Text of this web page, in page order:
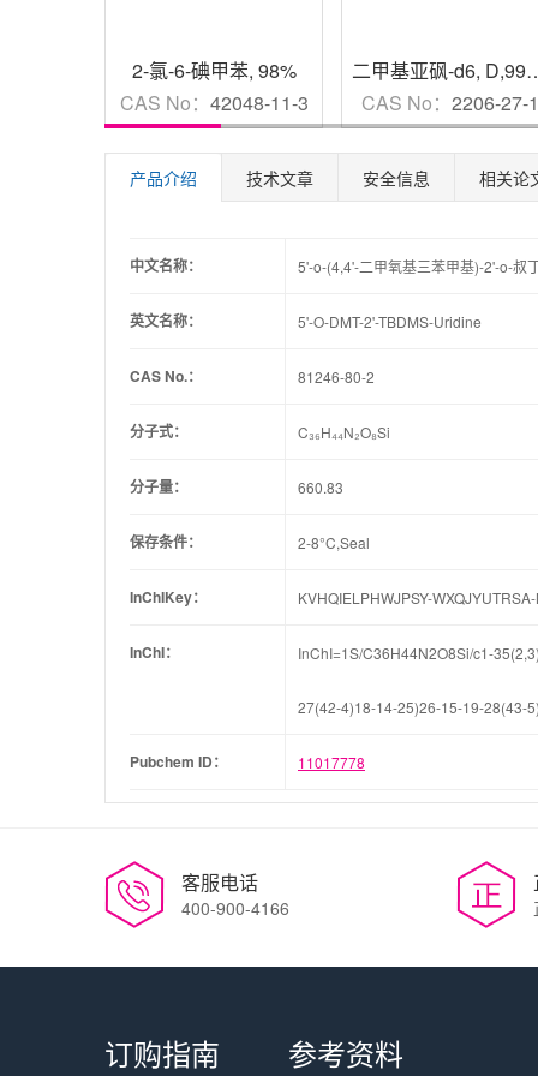
2-氯-6-碘甲苯, 98%
CAS No： 42048-11-3
二甲基亚砜-d6, D,99.8%
CAS No： 2206-27-1
产品介绍 技术文章 安全信息 相关论
中文名称： 5'-o-(4,4'-二甲氧基三苯甲基)-2'-o-叔
英文名称： 5'-O-DMT-2'-TBDMS-Uridine
CAS No.： 81246-80-2
分子式： C₃₆H₄₄N₂O₈Si
分子量： 660.83
保存条件： 2-8°C,Seal
InChIKey： KVHQIELPHWJPSY-
InChI： InChI=1S/C36H44N2O8Si/c1-
27(42-4)18-14-25)26-15-19-28(43-
Pubchem ID： 11017778
客服电话
400-900-4166
订购指南 参考资料